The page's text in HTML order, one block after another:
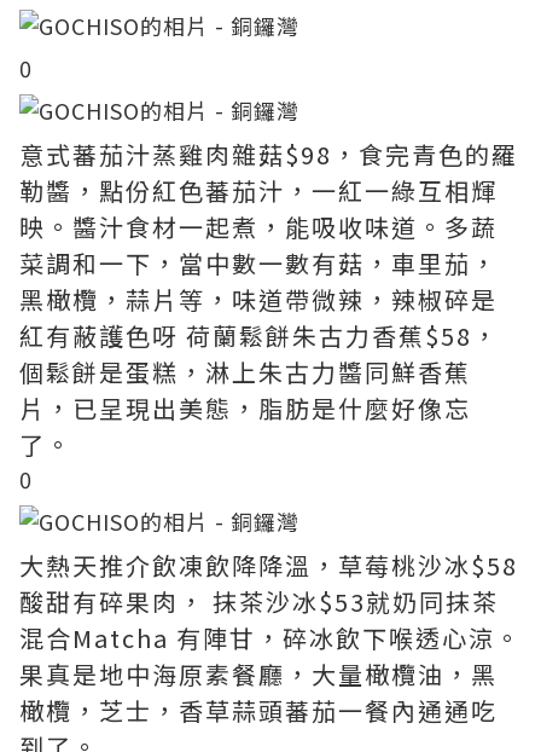
0
意式蕃茄汁蒸雞肉雜菇$98，食完青色的羅
勒醬，點份紅色蕃茄汁，一紅一綠互相輝
映。醬汁食材一起煮，能吸收味道。多蔬
菜調和一下，當中數一數有菇，車里茄，
黑橄欖，蒜片等，味道帶微辣，辣椒碎是
紅有蔽護色呀 荷蘭鬆餅朱古力香蕉$58，
個鬆餅是蛋糕，淋上朱古力醬同鮮香蕉
片，已呈現出美態，脂肪是什麼好像忘
了。
0
大熱天推介飲凍飲降降溫，草莓桃沙冰$58
酸甜有碎果肉， 抹茶沙冰$53就奶同抹茶
混合Matcha 有陣甘，碎冰飲下喉透心涼。
果真是地中海原素餐廳，大量橄欖油，黑
橄欖，芝士，香草蒜頭蕃茄一餐內通通吃